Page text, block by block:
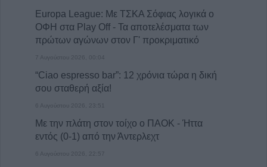
Europa League: Με ΤΣΚΑ Σόφιας λογικά ο
ΟΦΗ στα Play Off - Τα αποτελέσματα των
πρώτων αγώνων στον Γ' προκριματικό
7 Αυγούστου 2026, 00:04
“Ciao espresso bar”: 12 χρόνια τώρα η δική
σου σταθερή αξία!
6 Αυγούστου 2026, 23:51
Με την πλάτη στον τοίχο ο ΠΑΟΚ - Ήττα
εντός (0-1) από την Άντερλεχτ
6 Αυγούστου 2026, 22:57